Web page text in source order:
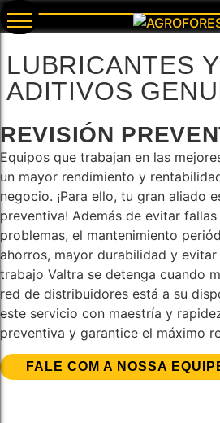
LUBRICANTES Y
ADITIVOS
REVISIÓN
Equipos que trabajan en las
un mayor rendimiento y
negocio. ¡Para ello, tu gran aliado
preventiva! Además de evitar
problemas, el mantenimiento
ahorros, mayor durabilidad y
trabajo Valtra se detenga cuando
red de distribuidores está a su
este servicio con maestría y
preventiva y garantice el máximo
FALE COM A NOSSA